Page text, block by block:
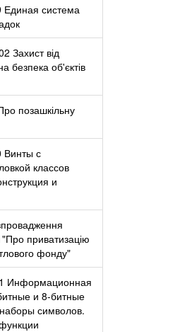
система
Захист від
безпека об'єктів
позашкільну
с
классов
и
приватизацію
фонду"
Информационная
и 8-битные
символов.